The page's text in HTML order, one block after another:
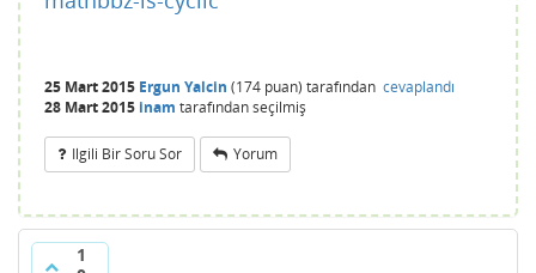
25 Mart 2015 Ergun Yalcin (174 puan) tarafından cevaplandı
28 Mart 2015 inam tarafındanseçilmiş
Ilgili Bir Soru Sor Yorum
1